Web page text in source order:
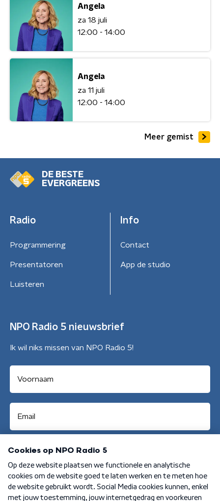
Angela
za 18 juli
12:00 - 14:00
Angela
za 11 juli
12:00 - 14:00
Meer gemist
DE BESTE
EVERGREENS
Radio
Programmering
Presentatoren
Luisteren
Info
Contact
App de studio
NPO Radio 5 nieuwsbrief
Ik wil niks missen van NPO Radio 5!
Aanmelden
Algemene voorwaarden